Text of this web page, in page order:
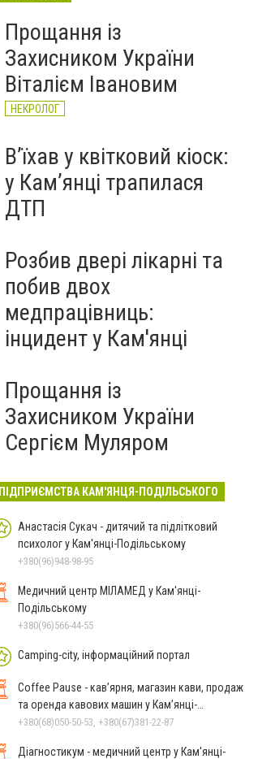
Прощання із
Захисником України
Віталієм Івановим
НЕКРОЛОГ
Вʼїхав у квітковий кіоск:
у Камʼянці трапилася
ДТП
Розбив двері лікарні та
побив двох
медпрацівниць:
інцидент у Кам'янці
Прощання із
Захисником України
Сергієм Муляром
ПІДПРИЄМСТВА КАМ'ЯНЦЯ-ПОДІЛЬСЬКОГО
Анастасія Сукач - дитячий та підлітковий
психолог у Кам'янці-Подільському
+380(96)948-98-95
Медичний центр МІЛАМЕД у Кам'янці-
Подільському
+380(96)566-44-55
Camping-city, інформаційний портал
Coffee Pause - кав’ярня, магазин кави, продаж
та оренда кавових машин у Кам’янці-
Подільському
+380(68)050-50-53, +380(67)381-22-87
Діагностикум - медичний центр у Кам'янці-